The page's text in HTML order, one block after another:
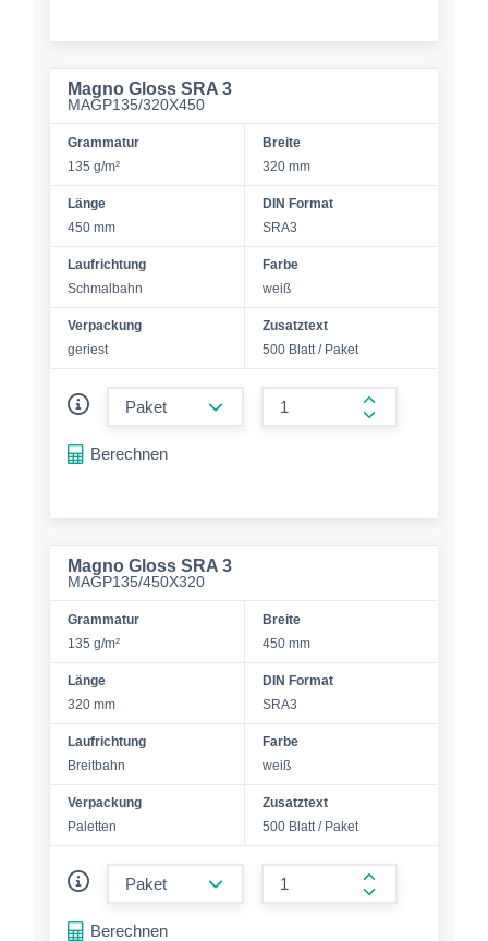
Magno Gloss SRA 3
MAGP135/320X450
Grammatur
135 g/m²
Breite
320 mm
Länge
450 mm
DIN Format
SRA3
Laufrichtung
Schmalbahn
Farbe
weiß
Verpackung
geriest
Zusatztext
500 Blatt / Paket
form.increase-
Berechnen
Magno Gloss SRA 3
MAGP135/450X320
Grammatur
135 g/m²
Breite
450 mm
Länge
320 mm
DIN Format
SRA3
Laufrichtung
Breitbahn
Farbe
weiß
Verpackung
Paletten
Zusatztext
500 Blatt / Paket
form.increase-
Berechnen